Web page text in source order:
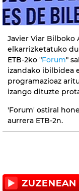
Javier Viar Bilboko
elkarrizketatuko
ETB-2ko "Forum"
izandako ibilbidea
programazioaz
izango dituzte
'Forum' ostiral
aurrera ETB-2n.